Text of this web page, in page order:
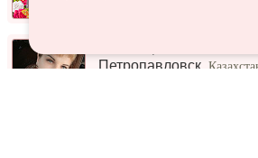
Петропавловск ,